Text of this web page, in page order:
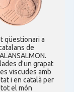
a Alemanya
Dusseldorf
qüestionari a
de
d'un grapat
viscudes amb
i en català per
tot el món